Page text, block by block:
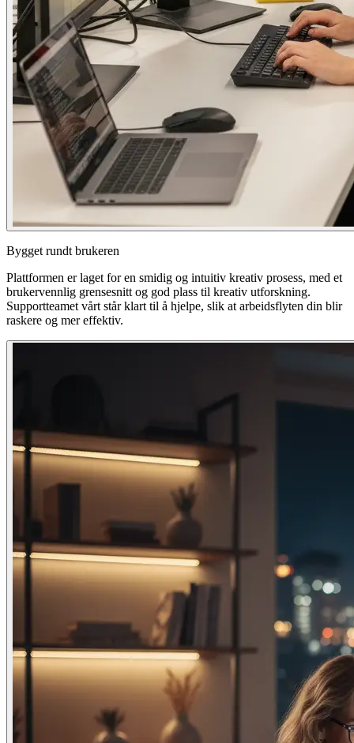
Bygget rundt brukeren
Plattformen er laget for en smidig og intuitiv kreativ prosess, med et
brukervennlig grensesnitt og god plass til kreativ utforskning.
Supportteamet vårt står klart til å hjelpe, slik at arbeidsflyten din blir
raskere og mer effektiv.